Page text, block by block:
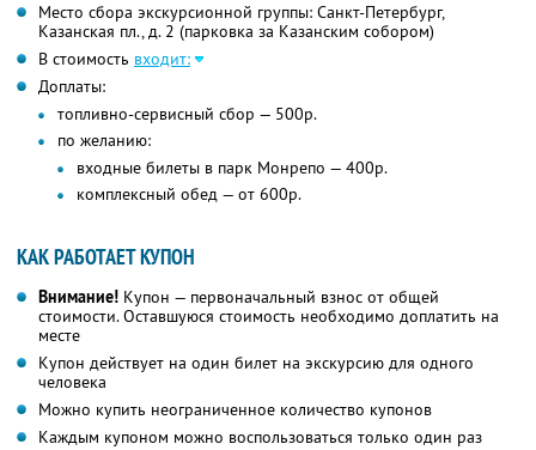
Место сбора экскурсионной группы: Санкт-Петербург,
Казанская пл., д. 2 (парковка за Казанским собором)
В стоимость входит:
Доплаты:
топливно-сервисный сбор — 500р.
по желанию:
входные билеты в парк Монрепо — 400р.
комплексный обед — от 600р.
КАК РАБОТАЕТ КУПОН
Внимание! Купон — первоначальный взнос от общей
стоимости. Оставшуюся стоимость необходимо доплатить на
месте
Купон действует на один билет на экскурсию для одного
человека
Можно купить неограниченное количество купонов
Каждым купоном можно воспользоваться только один раз